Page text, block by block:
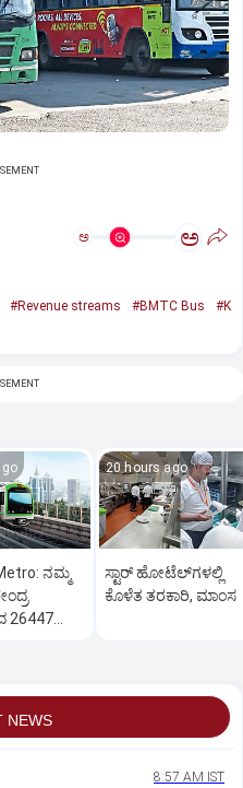
ಅ ಅ
#Revenue streams #BMTC Bus
#K
ನಮ್ಮ
26447
20 hours ago
ಸ್ಟಾರ್‌ ಹೋಟೆಲ್‌ಗ‌ಳಲ್ಲಿ
ಕೊಳೆತ ತರಕಾರಿ, ಮಾಂಸ
NEWS
8:57 AM IST